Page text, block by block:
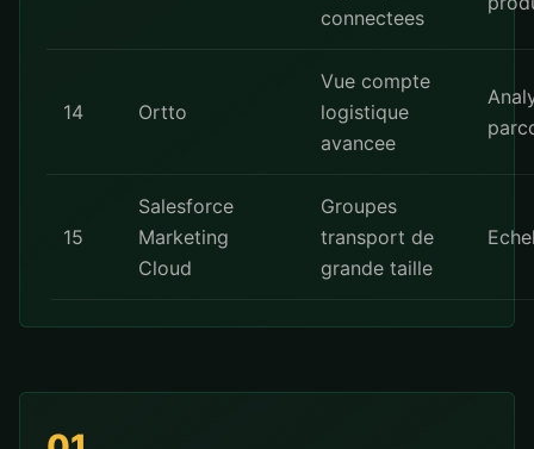
connectees
14 Ortto
Vue compte
logistique
avancee
15
Salesforce
Marketing
Cloud
Groupes
transport de
grande taille